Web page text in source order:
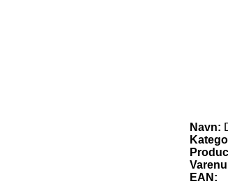
Navn:
EAN: